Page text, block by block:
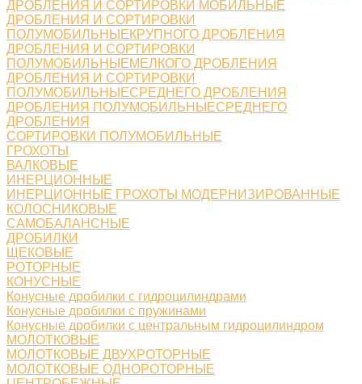
ДРОБЛЕНИЯ И СОРТИРОВКИ МОБИЛЬНЫЕ
ДРОБЛЕНИЯ И СОРТИРОВКИ
ПОЛУМОБИЛЬНЫЕКРУПНОГО ДРОБЛЕНИЯ
ДРОБЛЕНИЯ И СОРТИРОВКИ
ПОЛУМОБИЛЬНЫЕМЕЛКОГО ДРОБЛЕНИЯ
ДРОБЛЕНИЯ И СОРТИРОВКИ
ПОЛУМОБИЛЬНЫЕСРЕДНЕГО ДРОБЛЕНИЯ
ДРОБЛЕНИЯ ПОЛУМОБИЛЬНЫЕСРЕДНЕГО
ДРОБЛЕНИЯ
СОРТИРОВКИ ПОЛУМОБИЛЬНЫЕ
ГРОХОТЫ
ВАЛКОВЫЕ
ИНЕРЦИОННЫЕ
ИНЕРЦИОННЫЕ ГРОХОТЫ МОДЕРНИЗИРОВАННЫЕ
КОЛОСНИКОВЫЕ
САМОБАЛАНСНЫЕ
ДРОБИЛКИ
ЩЕКОВЫЕ
РОТОРНЫЕ
КОНУСНЫЕ
Конусные дробилки с гидроцилиндрами
Конусные дробилки с пружинами
Конусные дробилки с центральным гидроцилиндром
МОЛОТКОВЫЕ
МОЛОТКОВЫЕ ДВУХРОТОРНЫЕ
МОЛОТКОВЫЕ ОДНОРОТОРНЫЕ